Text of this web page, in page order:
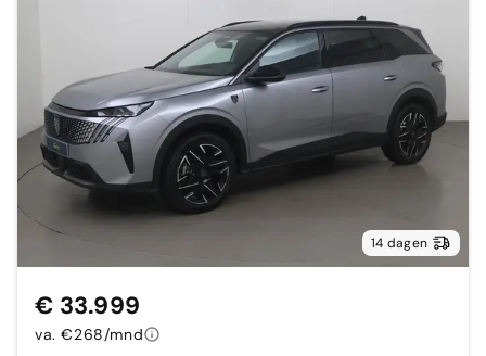
14 dagen
€ 33.999
va. €268/mnd